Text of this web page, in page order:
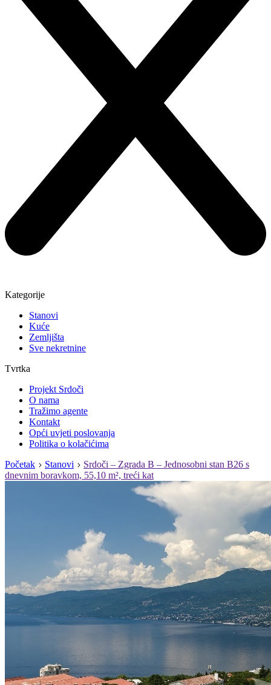
Kategorije
Stanovi
Kuće
Zemljišta
Sve nekretnine
Tvrtka
Projekt Srdoči
O nama
Tražimo agente
Kontakt
Opći uvjeti poslovanja
Politika o kolačićima
Početak
Stanovi
Srdoči – Zgrada B – Jednosobni stan B26 s
dnevnim boravkom, 55,10 m², treći kat